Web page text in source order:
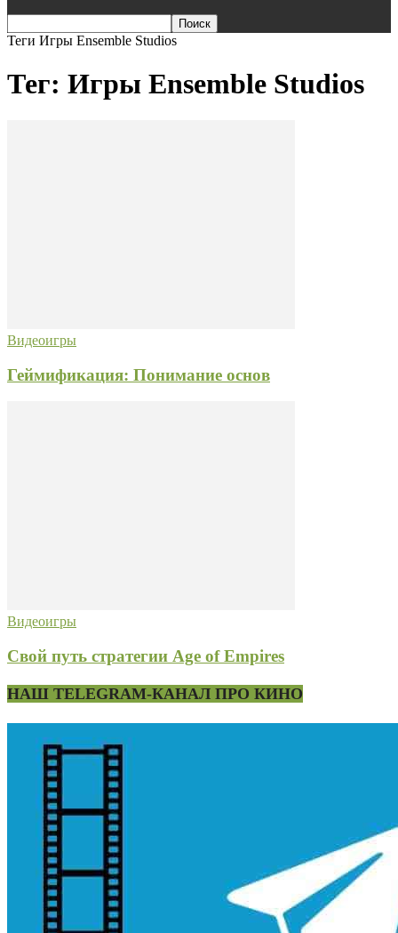
Теги Игры Ensemble Studios
Тег: Игры Ensemble Studios
Видеоигры
Геймификация: Понимание основ
Видеоигры
Свой путь стратегии Age of Empires
НАШ TELEGRAM-КАНАЛ ПРО КИНО